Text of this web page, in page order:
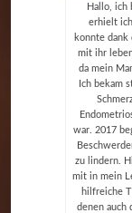
Hallo, ich
erhielt
konnte dank
mit ihr
da mein
Ich bekam
war. 2017
zu lindern.
mit in mein
hilfreiche
denen auch